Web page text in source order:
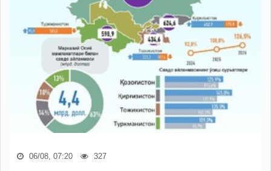
06/08, 07:20 327